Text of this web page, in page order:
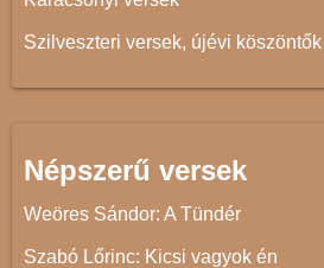
Szilveszteri versek, újévi köszöntők
Népszerű versek
Weöres Sándor: A Tündér
Szabó Lőrinc: Kicsi vagyok én